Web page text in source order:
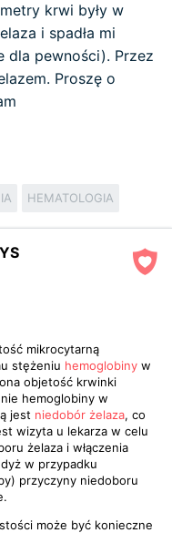
krwi były w
i spadła mi
dla pewności). Przez
Proszę o
HEMATOLOGIA
mikrocytarną
stężeniu hemoglobiny w
objetość krwinki
hemoglobiny w
jest niedobór żelaza, co
wizyta u lekarza w celu
żelaza i włączenia
w przypadku
przyczyny niedoboru
może być konieczne